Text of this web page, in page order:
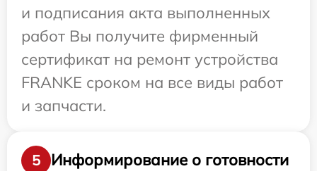
и подписания акта выполненных
работ Вы получите фирменный
сертификат на ремонт устройства
FRANKE сроком на все виды работ
и запчасти.
5
Информирование о готовности